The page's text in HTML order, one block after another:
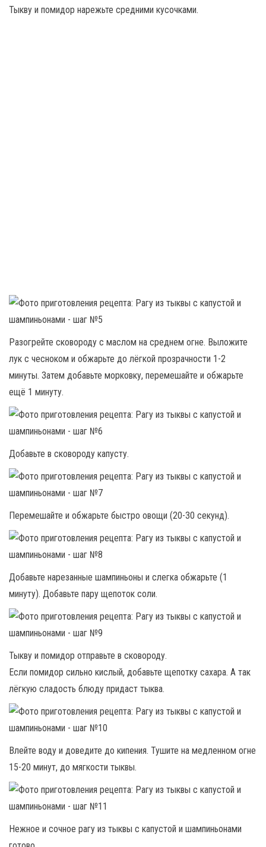
Тыкву и помидор нарежьте средними кусочками.
Разогрейте сковороду с маслом на среднем огне. Выложите
лук с чесноком и обжарьте до лёгкой прозрачности 1-2
минуты. Затем добавьте морковку, перемешайте и обжарьте
ещё 1 минуту.
Добавьте в сковороду капусту.
Перемешайте и обжарьте быстро овощи (20-30 секунд).
Добавьте нарезанные шампиньоны и слегка обжарьте (1
минуту). Добавьте пару щепоток соли.
Тыкву и помидор отправьте в сковороду.
Если помидор сильно кислый, добавьте щепотку сахара. А так
лёгкую сладость блюду придаст тыква.
Влейте воду и доведите до кипения. Тушите на медленном огне
15-20 минут, до мягкости тыквы.
Нежное и сочное рагу из тыквы с капустой и шампиньонами